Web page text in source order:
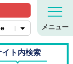
ームページ
メニュー
イト内検索